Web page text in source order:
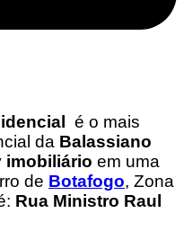
é o mais
da Balassiano
imobiliário em uma
de Botafogo, Zona
Rua Ministro Raul